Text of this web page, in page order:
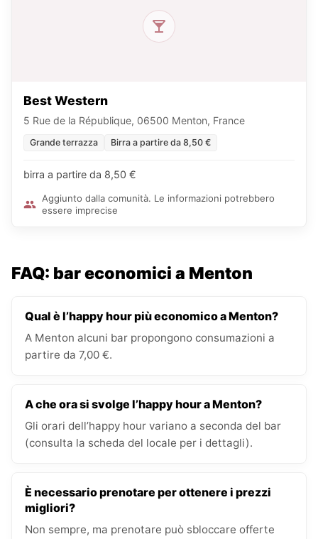
Best Western
5 Rue de la République, 06500 Menton, France
Grande terrazza Birra a partire da 8,50 €
birra a partire da 8,50 €
Aggiunto dalla comunità. Le informazioni potrebbero
essere imprecise
FAQ: bar economici a Menton
Qual è l’happy hour più economico a Menton?
A Menton alcuni bar propongono consumazioni a
partire da 7,00 €.
A che ora si svolge l’happy hour a Menton?
Gli orari dell’happy hour variano a seconda del bar
(consulta la scheda del locale per i dettagli).
È necessario prenotare per ottenere i prezzi
migliori?
Non sempre, ma prenotare può sbloccare offerte